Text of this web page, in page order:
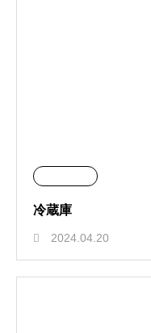
冷蔵庫
2024.04.20